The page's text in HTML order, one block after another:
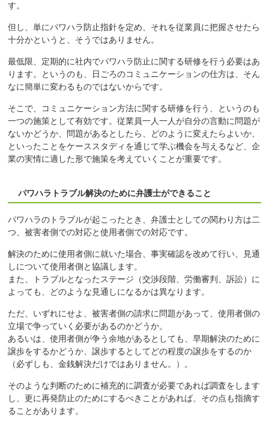
す。
但し、単にパワハラ防止指針を定め、それを従業員に把握させたら
十分かというと、そうではありません。
最低限、定期的に社内でパワハラ防止に関する研修を行う必要はあ
ります。というのも、日ごろのコミュニケーションの仕方は、そん
なに簡単に変わるものではないからです。
そこで、コミュニケーション方法に関する研修を行う、というのも
一つの施策として有効です。従業員一人一人が自分の言動に問題が
ないかどうか、問題があるとしたら、どのように変えたらよいか、
といったことをケーススタディを通じて学ぶ機会を与えるなど、企
業の実情に適した形で施策を考えていくことが重要です。
パワハラトラブル解決のために弁護士ができること
パワハラのトラブルが起こったとき、弁護士としての関わり方は二
つ、被害者側での対応と使用者側での対応です。
解決のために使用者側に就いた場合、事実確認を改めて行い、見通
しについて使用者側と協議します。
また、トラブルとなったステージ（交渉段階、労働審判、訴訟）に
よっても、どのような見通しになるかは異なります。
ただ、いずれにせよ、被害者側の請求に問題があって、使用者側の
立場で争っていく必要があるのかどうか。
あるいは、使用者側が争う余地があるとしても、早期解決のために
譲歩をするかどうか、譲歩するとしてどの程度の譲歩をするのか
（必ずしも、金銭解決だけではありません。）。
そのような判断のために補充的に調査が必要であれば調査をします
し、更に再発防止のためにするべきことがあれば、その点も指摘す
ることがあります。